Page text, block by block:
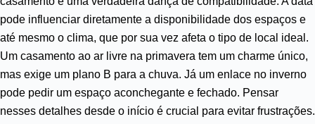
pode influenciar diretamente a disponibilidade dos espaços e
até mesmo o clima, que por sua vez afeta o tipo de local ideal.
Um casamento ao ar livre na primavera tem um charme único,
mas exige um plano B para a chuva. Já um enlace no inverno
pode pedir um espaço aconchegante e fechado. Pensar
nesses detalhes desde o início é crucial para evitar frustrações.